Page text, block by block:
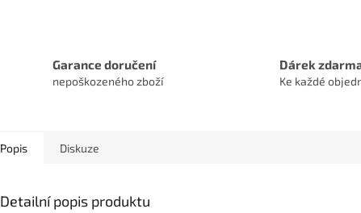
Garance doručení
nepoškozeného zboží
Dárek
Ke každé
Popis Diskuze
Detailní popis produktu